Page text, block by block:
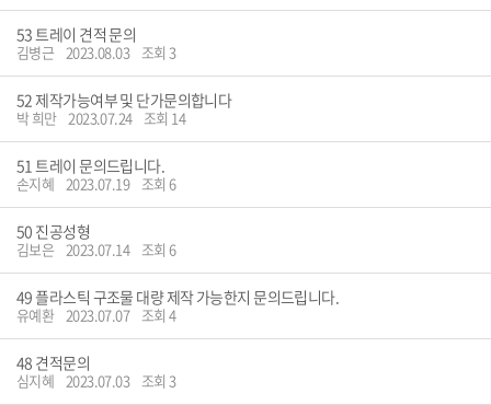
53트레이 견적 문의
김병근 2023.08.03 조회 3
52제작가능여부 및 단가문의합니다
박 희만 2023.07.24 조회 14
51트레이 문의드립니다.
손지혜 2023.07.19 조회 6
50 진공성형
김보은 2023.07.14 조회 6
49 플라스틱 구조물 대량 제작 가능한지 문의드립니다.
유예환 2023.07.07 조회 4
48 견적문의
심지혜 2023.07.03 조회 3